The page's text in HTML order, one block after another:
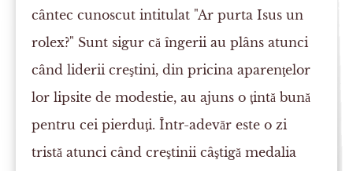
cântec cunoscut intitulat "Ar purta Isus un
rolex?" Sunt sigur că îngerii au plâns atunci
când liderii creştini, din pricina aparenţelor
lor lipsite de modestie, au ajuns o ţintă bună
pentru cei pierduţi. Într-adevăr este o zi
tristă atunci când creştinii câştigă medalia